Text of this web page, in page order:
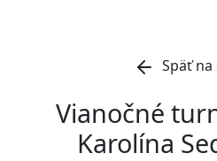
Späť
Vianočné
Karolína